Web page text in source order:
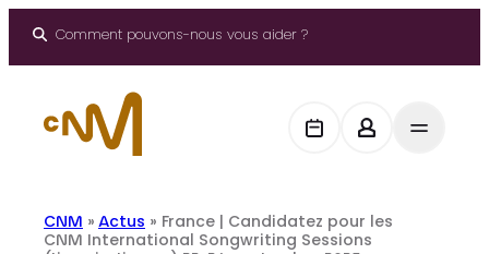
Comment pouvons-nous vous aider ?
CNM » Actus » France | Candidatez pour les
CNM International Songwriting Sessions